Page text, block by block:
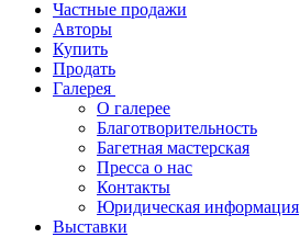
Частные продажи
Авторы
Купить
Продать
Галерея
О галерее
Благотворительность
Багетная мастерская
Пресса о нас
Контакты
Юридическая информация
Выставки